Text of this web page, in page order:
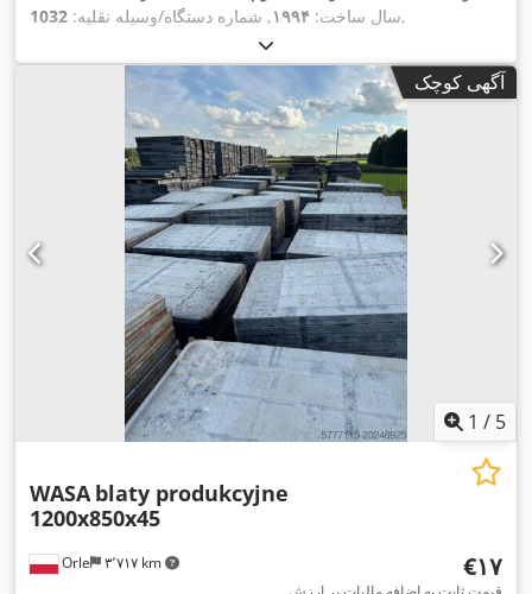
سال ساخت: ۱۹۹۴, شماره دستگاه/وسیله نقلیه: 1032 ,
آگهی کوچک
1 / 5
Orle ۳٬۷۱۷ km
WASA blaty produkcyjne
1200x850x45
‎€۱۷